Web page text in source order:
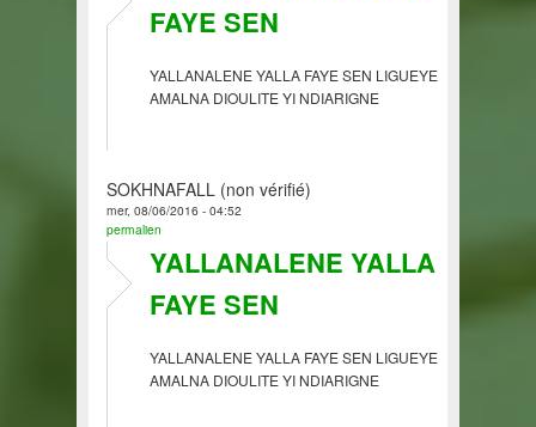
FAYE SEN
YALLANALENE YALLA FAYE SEN LIGUEYE
AMALNA DIOULITE YI NDIARIGNE
SOKHNAFALL (non vérifié)
mer, 08/06/2016 - 04:52
permalien
YALLANALENE YALLA
FAYE SEN
YALLANALENE YALLA FAYE SEN LIGUEYE
AMALNA DIOULITE YI NDIARIGNE